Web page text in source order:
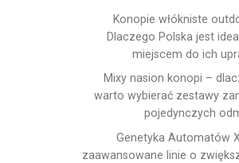
Konopie włókniste
Dlaczego Polska jest
miejscem do ich
Mixy nasion konopi –
warto wybierać zestawy
pojedynczych
Genetyka Automatów
zaawansowane linie o